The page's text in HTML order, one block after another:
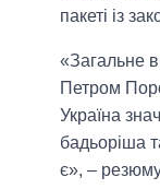
пакеті із
«Загальне
Петром
Україна
бадьоріша
є», –